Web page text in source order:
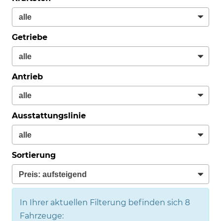
Getriebe
Antrieb
Ausstattungslinie
Sortierung
In Ihrer aktuellen Filterung befinden sich 8
Fahrzeuge: